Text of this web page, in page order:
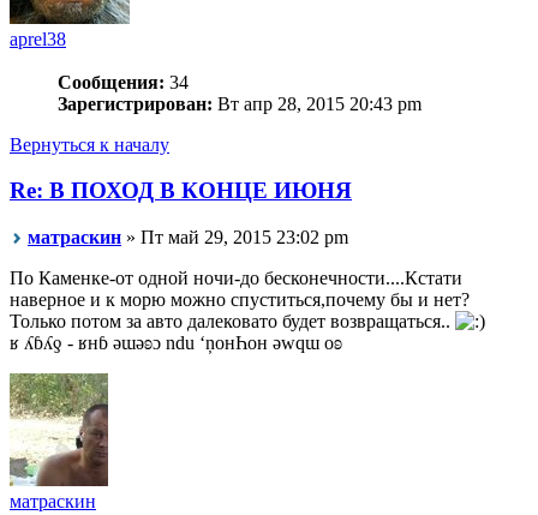
aprel38
Сообщения: 34
Зарегистрирован: Вт апр 28, 2015 20:43 pm
Вернуться к началу
Re: В ПОХОД В КОНЦЕ ИЮНЯ
матраскин » Пт май 29, 2015 23:02 pm
По Каменке-от одной ночи-до бесконечности....Кстати
наверное и к морю можно спуститься,почему бы и нет?
Только потом за авто далековато будет возвращаться..
ʁ ʎɓʎƍ - ʁнɓ ǝɯǝʚɔ ndu ‘ņонҺон ǝwqɯ оʚ
матраскин